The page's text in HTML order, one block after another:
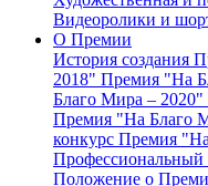
Видеоролики и
О Премии
История создания
2018" Премия "На
Благо Мира – 2020"
Премия "На Благо
конкурс Премия
Профессиональный
Положение о